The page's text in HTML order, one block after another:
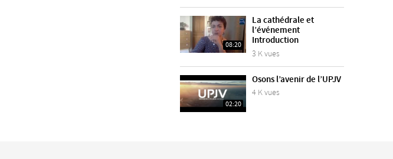
08:20
La cathédrale et
l’événement
Introduction
3 K vues
02:20
Osons l’avenir de l’UPJV
4 K vues